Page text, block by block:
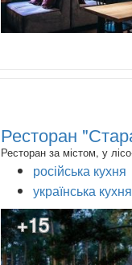
Ресторан
Ресторан за містом, у
російська кухня
українська кухня
+15